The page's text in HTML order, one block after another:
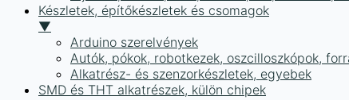
Készletek, építőkészletek és csomagok
▼
Arduino szerelvények
Autók, pókok, robotkezek, oszcilloszkópok,
Alkatrész- és szenzorkészletek, egyebek
SMD és THT alkatrészek, külön chipek